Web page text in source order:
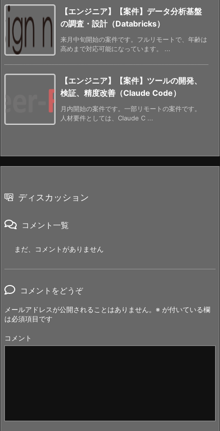
【エンジニア】【案件】データ分析基盤
の調査・設計（Databricks）
来月中旬開始の案件です。フルリモートで、年齢は
高めまで対応可能になっています。 ...
【エンジニア】【案件】ツールの開発、
検証、精度改善（Claude Code）
月内開始の案件です。一部リモートの案件です。
人材要件としては、Claude C ...
ディスカッション
コメント一覧
まだ、コメントがありません
コメントをどうぞ
メールアドレスが公開されることはありません。 ※ が付いている欄
は必須項目です
コメント